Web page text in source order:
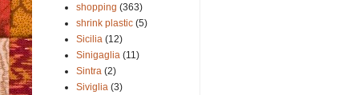
shopping (363)
shrink plastic (5)
Sicilia (12)
Sinigaglia (11)
Sintra (2)
Siviglia (3)